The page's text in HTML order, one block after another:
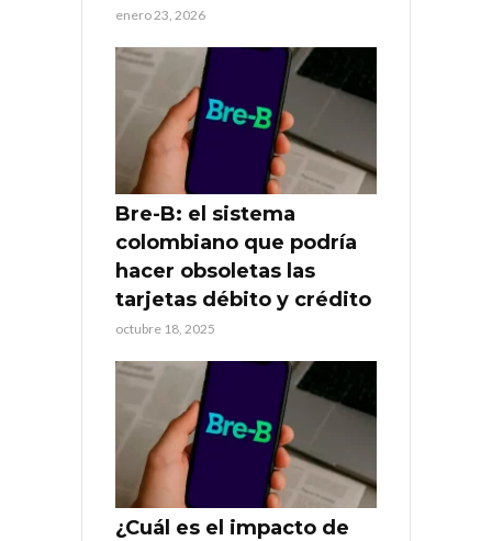
enero 23, 2026
Bre-B: el sistema
colombiano que podría
hacer obsoletas las
tarjetas débito y crédito
octubre 18, 2025
¿Cuál es el impacto de